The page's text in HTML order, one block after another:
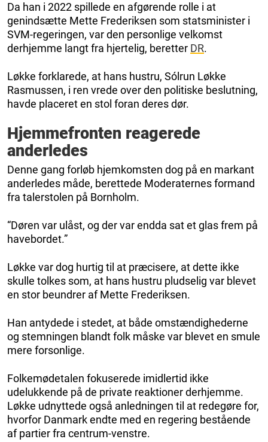
Da han i 2022 spillede en afgørende rolle i at
genindsætte Mette Frederiksen som statsminister i
SVM-regeringen, var den personlige velkomst
derhjemme langt fra hjertelig, beretter DR.
Løkke forklarede, at hans hustru, Sólrun Løkke
Rasmussen, i ren vrede over den politiske beslutning,
havde placeret en stol foran deres dør.
Hjemmefronten reagerede
anderledes
Denne gang forløb hjemkomsten dog på en markant
anderledes måde, berettede Moderaternes formand
fra talerstolen på Bornholm.
“Døren var ulåst, og der var endda sat et glas frem på
havebordet.”
Løkke var dog hurtig til at præcisere, at dette ikke
skulle tolkes som, at hans hustru pludselig var blevet
en stor beundrer af Mette Frederiksen.
Han antydede i stedet, at både omstændighederne
og stemningen blandt folk måske var blevet en smule
mere forsonlige.
Folkemødetalen fokuserede imidlertid ikke
udelukkende på de private reaktioner derhjemme.
Løkke udnyttede også anledningen til at redegøre for,
hvorfor Danmark endte med en regering bestående
af partier fra centrum-venstre.